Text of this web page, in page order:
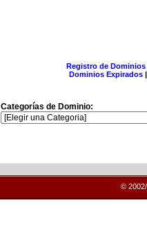
Registro de Dominios
Dominios Expirados |
Categorías de Dominio:
©